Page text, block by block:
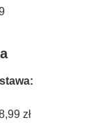
zł